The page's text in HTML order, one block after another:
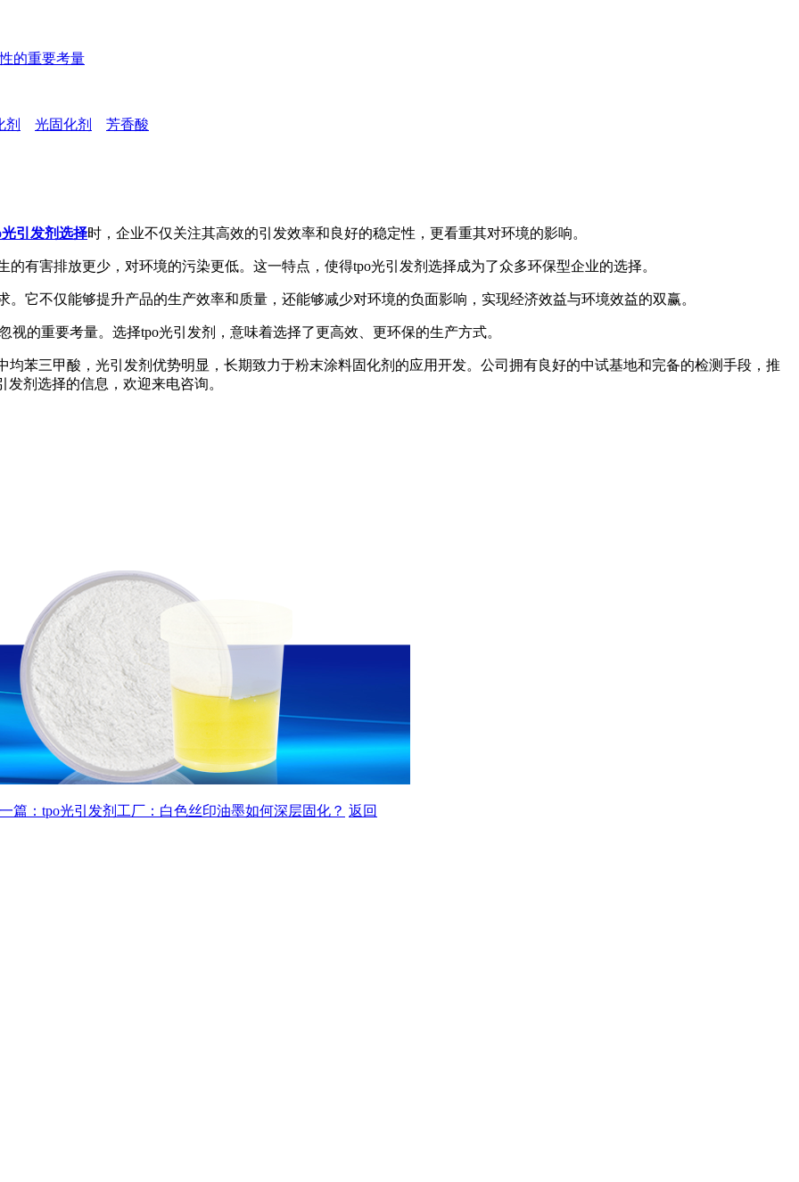
的重要考量
剂 光固化剂 芳香酸
引发剂选择时，企业不仅关注其高效的引发效率和良好的稳定性，更看重其对环境的影响。
害排放更少，对环境的污染更低。这一特点，使得tpo光引发剂选择成为了众多环保型企业的选择。
不仅能够提升产品的生产效率和质量，还能够减少对环境的负面影响，实现经济效益与环境效益的双赢。
视的重要考量。选择tpo光引发剂，意味着选择了更高效、更环保的生产方式。
三甲酸，光引发剂优势明显，长期致力于粉末涂料固化剂的应用开发。公司拥有良好的中试基地和完备的检测手段，推
发剂选择的信息，欢迎来电咨询。
篇：tpo光引发剂工厂：白色丝印油墨如何深层固化？ 返回